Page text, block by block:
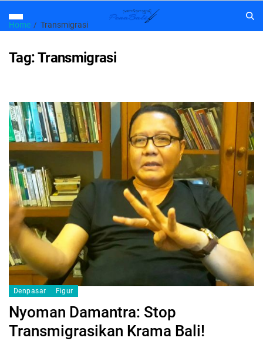
Home Transmigrasi
Tag:Transmigrasi
Denpasar Figur
Nyoman Damantra: Stop
Transmigrasikan Krama Bali!